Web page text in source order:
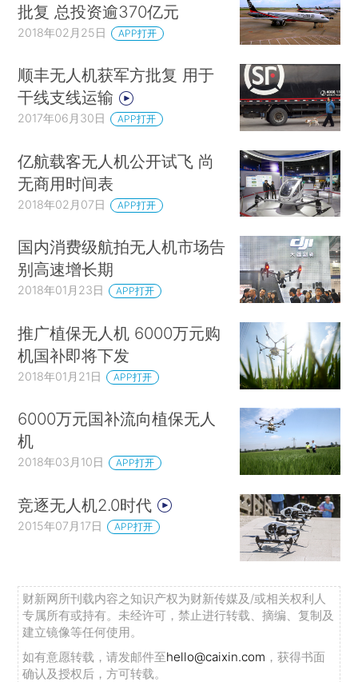
批复 总投资逾370亿元
2018年02月25日 APP打开
顺丰无人机获军方批复 用于
干线支线运输
2017年06月30日 APP打开
亿航载客无人机公开试飞 尚
无商用时间表
2018年02月07日 APP打开
国内消费级航拍无人机市场告
别高速增长期
2018年01月23日 APP打开
推广植保无人机 6000万元购
机国补即将下发
2018年01月21日 APP打开
6000万元国补流向植保无人
机
2018年03月10日 APP打开
竞逐无人机2.0时代
2015年07月17日 APP打开
财新网所刊载内容之知识产权为财新传媒及/或相关权利人
专属所有或持有。未经许可，禁止进行转载、摘编、复制及
建立镜像等任何使用。
如有意愿转载，请发邮件至hello@caixin.com ，获得书面
确认及授权后，方可转载。